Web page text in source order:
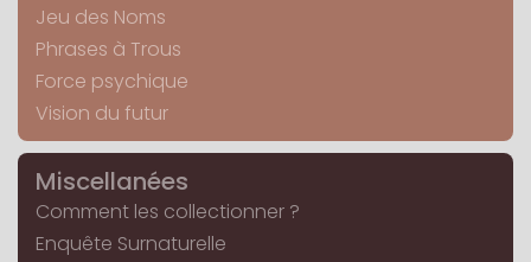
Jeu des Noms
Phrases à Trous
Force psychique
Vision du futur
Miscellanées
Comment les collectionner ?
Enquête Surnaturelle